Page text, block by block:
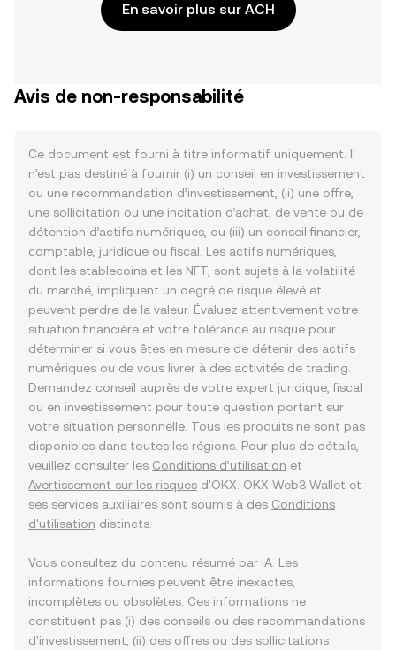
En savoir plus sur ACH
Avis de non-responsabilité
Ce document est fourni à titre informatif uniquement. Il
n’est pas destiné à fournir (i) un conseil en investissement
ou une recommandation d’investissement, (ii) une offre,
une sollicitation ou une incitation d’achat, de vente ou de
détention d’actifs numériques, ou (iii) un conseil financier,
comptable, juridique ou fiscal. Les actifs numériques,
dont les stablecoins et les NFT, sont sujets à la volatilité
du marché, impliquent un degré de risque élevé et
peuvent perdre de la valeur. Évaluez attentivement votre
situation financière et votre tolérance au risque pour
déterminer si vous êtes en mesure de détenir des actifs
numériques ou de vous livrer à des activités de trading.
Demandez conseil auprès de votre expert juridique, fiscal
ou en investissement pour toute question portant sur
votre situation personnelle. Tous les produits ne sont pas
disponibles dans toutes les régions. Pour plus de détails,
veuillez consulter les Conditions d’utilisation et
Avertissement sur les risques d'OKX. OKX Web3 Wallet et
ses services auxiliaires sont soumis à des Conditions
d'utilisation distincts.
Vous consultez du contenu résumé par IA. Les
informations fournies peuvent être inexactes,
incomplètes ou obsolètes. Ces informations ne
constituent pas (i) des conseils ou des recommandations
d’investissement, (ii) des offres ou des sollicitations